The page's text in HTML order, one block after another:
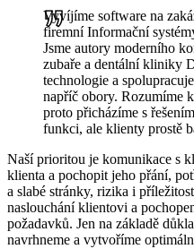
Vyvíjíme software na
firemní Informační
Jsme autory moderního
zubaře a dentální kliniky
technologie a
napříč obory. Rozumíme
proto přicházíme s
funkci, ale klienty prostě
Naší prioritou je komunikace s
klienta a pochopit jeho přání,
a slabé stránky, rizika i
naslouchání klientovi a
požadavků. Jen na základě
navrhneme a vytvoříme